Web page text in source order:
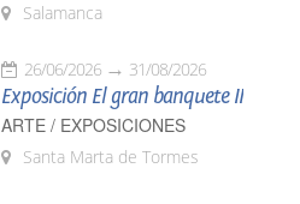
Salamanca
26/06/2026 31/08/2026
Exposición El gran banquete II
ARTE / EXPOSICIONES
Santa Marta de Tormes